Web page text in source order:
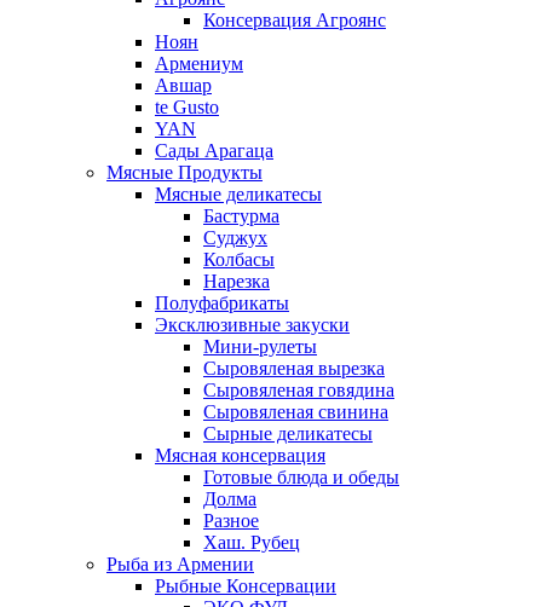
Консервация Агроянс
Ноян
Армениум
Авшар
te Gusto
YAN
Сады Арагаца
Мясные Продукты
Мясные деликатесы
Бастурма
Суджух
Колбасы
Нарезка
Полуфабрикаты
Эксклюзивные закуски
Мини-рулеты
Сыровяленая вырезка
Сыровяленая говядина
Сыровяленая свинина
Сырные деликатесы
Мясная консервация
Готовые блюда и обеды
Долма
Разное
Хаш. Рубец
Рыба из Армении
Рыбные Консервации